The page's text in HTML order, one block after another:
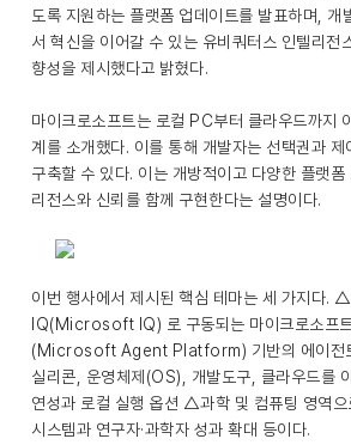
도록 지원하는 플랫폼 업데이트를 발표하며, 개
서 혁신을 이어갈 수 있는 유비쿼터스 인텔리전
향성을 제시했다고 밝혔다.
마이크로소프트는 로컬 PC부터 클라우드까지
계를 소개했다. 이를 통해 개발자는 선택권과
구축할 수 있다. 이는 개방적이고 다양한 플랫
리전스와 신뢰를 함께 구현한다는 설명이다.
이번 행사에서 제시된 핵심 테마는 세 가지다.
IQ(Microsoft IQ) 로 구동되는 마이크로소프
(Microsoft Agent Platform) 기반의 에이전
실리콘, 운영체제(OS), 개발도구, 클라우드를
연성과 로컬 실행 옵션 △과학 및 컴퓨팅 영역으
시스템과 연구자·과학자 성과 확대 등이다.